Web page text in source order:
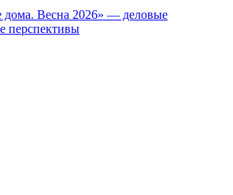
дома. Весна 2026» — деловые
перспективы